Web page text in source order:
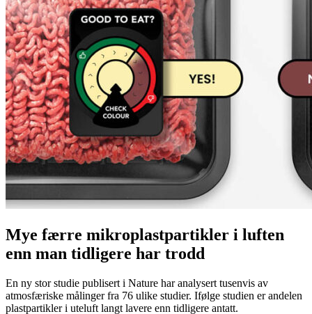
Mye færre mikroplastpartikler i luften
enn man tidligere har trodd
En ny stor studie publisert i Nature har analysert tusenvis av
atmosfæriske målinger fra 76 ulike studier. Ifølge studien er andelen
plastpartikler i uteluft langt lavere enn tidligere antatt.